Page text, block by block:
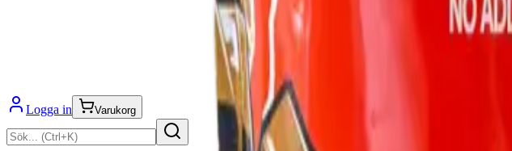
Logga in Varukorg